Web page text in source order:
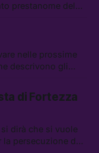
prestanome del
miliardi di
è già stata
nelle prossime
descrivono gli
carburanti
sono stati arrestati
di Fortezza
dirà che si vuole
la persecuzione dei